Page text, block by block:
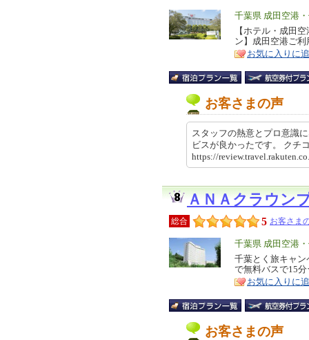
エ
リ
ア
千葉県 成田空港
特
徴
【ホテル・成田
ン】成田空港ご
お気に入りに
お客さまの声
スタッフの熱意とプロ意識
ビスが良かったです。 ク
https://
ＡＮＡクラウン
総合 5 お客さま
エ
リ
ア
千葉県 成田空港
特
徴
千葉とく旅キャ
で無料バスで15
お気に入りに
お客さまの声